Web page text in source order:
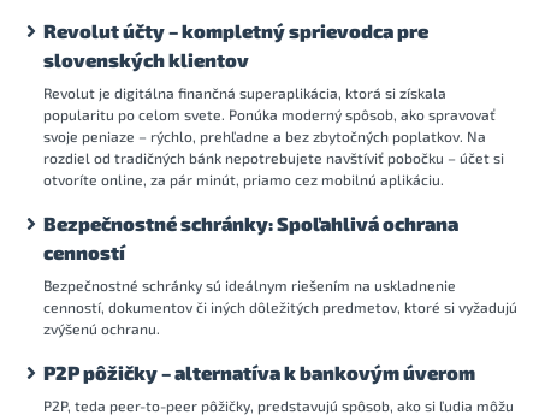
Revolut účty – kompletný sprievodca pre
slovenských klientov
Revolut je digitálna finančná superaplikácia, ktorá si získala
popularitu po celom svete. Ponúka moderný spôsob, ako spravovať
svoje peniaze – rýchlo, prehľadne a bez zbytočných poplatkov. Na
rozdiel od tradičných bánk nepotrebujete navštíviť pobočku – účet si
otvoríte online, za pár minút, priamo cez mobilnú aplikáciu.
Bezpečnostné schránky: Spoľahlivá ochrana
cenností
Bezpečnostné schránky sú ideálnym riešením na uskladnenie
cenností, dokumentov či iných dôležitých predmetov, ktoré si vyžadujú
zvýšenú ochranu.
P2P pôžičky – alternatíva k bankovým úverom
P2P, teda peer-to-peer pôžičky, predstavujú spôsob, ako si ľudia môžu